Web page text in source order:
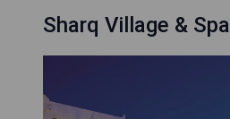
Sharq Village & Spa